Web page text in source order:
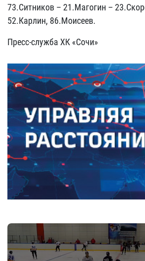
73.Ситников – 21.Магогин –
52.Карлин, 86.Моисеев.
Пресс-служба ХК «Сочи»